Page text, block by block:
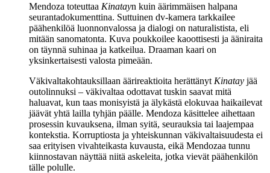
Mendoza toteuttaa Kinatayn kuin äärimmäisen halpana
seurantadokumenttina. Suttuinen dv‑kamera tarkkailee
päähenkilöä luonnonvalossa ja dialogi on naturalistista, eli
mitään sanomatonta. Kuva poukkoilee kaoottisesti ja ääniraita
on täynnä suhinaa ja katkeilua. Draaman kaari on
yksinkertaisesti valosta pimeään.
Väkivaltakohtauksillaan äärireaktioita herättänyt Kinatay jää
outolinnuksi – väkivaltaa odottavat tuskin saavat mitä
haluavat, kun taas monisyistä ja älykästä elokuvaa haikailevat
jäävät yhtä lailla tyhjän päälle. Mendoza käsittelee aihettaan
prosessin kuvauksena, ilman syitä, seurauksia tai laajempaa
kontekstia. Korruptiosta ja yhteiskunnan väkivaltaisuudesta ei
saa erityisen vivahteikasta kuvausta, eikä Mendozaa tunnu
kiinnostavan näyttää niitä askeleita, jotka vievät päähenkilön
tälle polulle.